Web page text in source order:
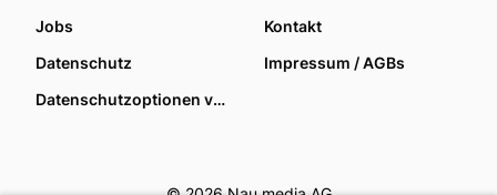
Jobs
Kontakt
Datenschutz
Impressum / AGBs
Datenschutzoptionen verwalten